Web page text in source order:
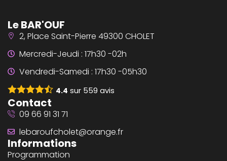
Le BAR'OUF
2, Place Saint-Pierre 49300 CHOLET
Mercredi-Jeudi : 17h30 -02h
Vendredi-Samedi : 17h30 -05h30
4.4 sur 559 avis
Contact
09 66 91 31 71
lebaroufcholet@orange.fr
Informations
Programmation